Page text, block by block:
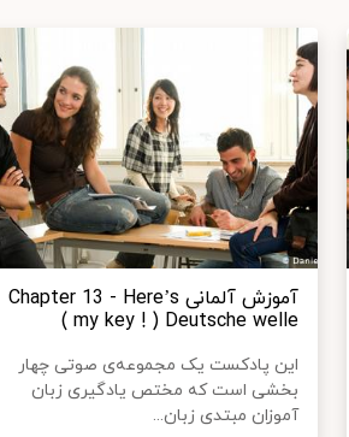
آموزش آلمانی Chapter 13 - Here’s
my key ! ) Deutsche welle )
این پادکست یک مجموعه‌ی صوتی چهار
بخشی است که مختص یادگیری زبان
آموزان مبتدی زبان...